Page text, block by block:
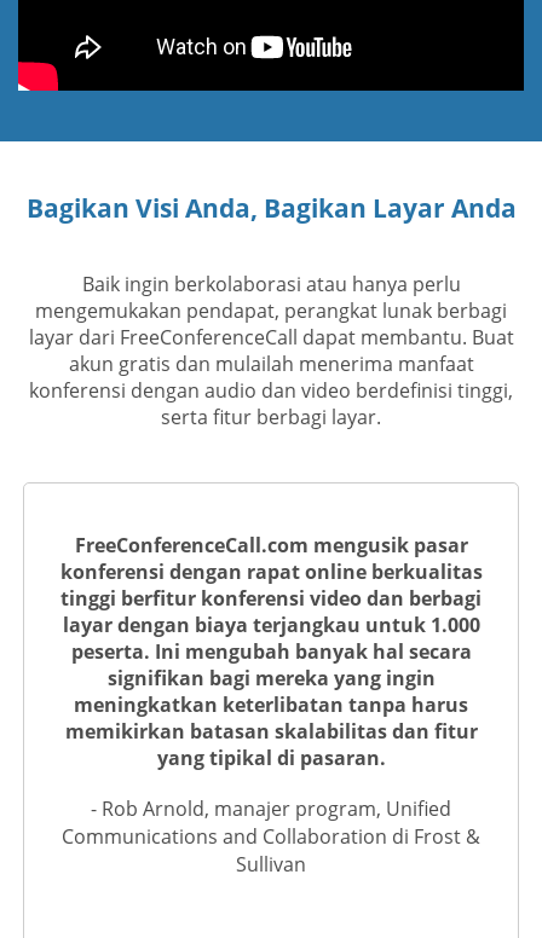
Bagikan Visi Anda, Bagikan Layar Anda
Baik ingin berkolaborasi atau hanya perlu
mengemukakan pendapat, perangkat lunak berbagi
layar dari FreeConferenceCall dapat membantu. Buat
akun gratis dan mulailah menerima manfaat
konferensi dengan audio dan video berdefinisi tinggi,
serta fitur berbagi layar.
FreeConferenceCall.com mengusik pasar
konferensi dengan rapat online berkualitas
tinggi berfitur konferensi video dan berbagi
layar dengan biaya terjangkau untuk 1.000
peserta. Ini mengubah banyak hal secara
signifikan bagi mereka yang ingin
meningkatkan keterlibatan tanpa harus
memikirkan batasan skalabilitas dan fitur
yang tipikal di pasaran.
- Rob Arnold, manajer program, Unified
Communications and Collaboration di Frost &
Sullivan